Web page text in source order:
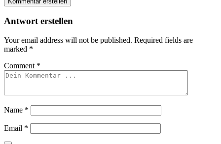
Antwort erstellen
Your email address will not be published. Required fields are
marked *
Comment *
Name *
Email *